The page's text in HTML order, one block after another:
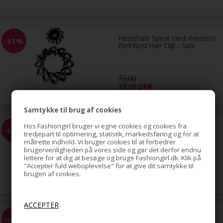
Samtykke til brug af cookies
Hos Fashiongirl bruger vi egne cookies og cookies fra
tredjepart til optimering, statistik, markedsføring og for at
målrette indhold. Vi bruger cookies til at forbedrer
brugervenligheden på vores side og gør det derfor endnu
lettere for at dig at besøge og bruge Fashiongirl.dk. Klik på
"Accepter fuld weboplevelse" for at give dit samtykke til
brugen af cookies.
-51% Hestehale Spiral med rhinsten/
Bird Nest Hair Clip - Sølv
79,00
39,00 DKK
-68% EZ Combs elastisk hårkam -
Sort
59,00
-68%